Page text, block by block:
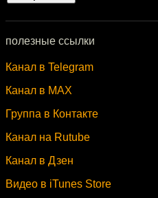
полезные ссылки
Канал в Telegram
Канал в MAX
Группа в Контакте
Канал на Rutube
Канал в Дзен
Видео в iTunes Store